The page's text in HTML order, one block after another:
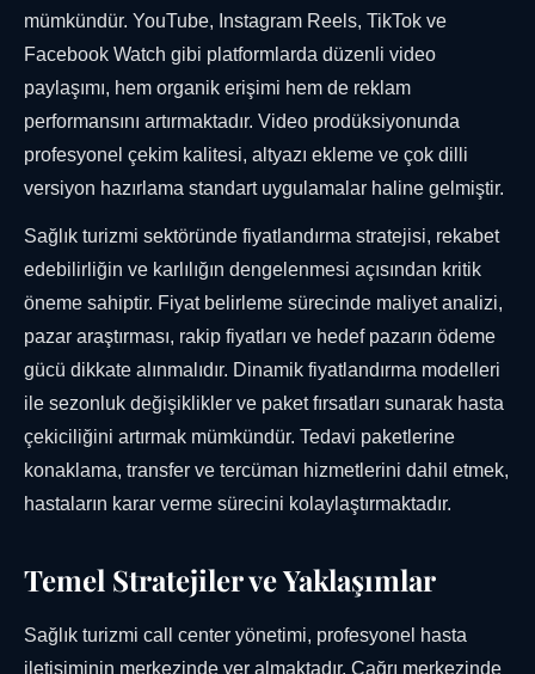
mümkündür. YouTube, Instagram Reels, TikTok ve
Facebook Watch gibi platformlarda düzenli video
paylaşımı, hem organik erişimi hem de reklam
performansını artırmaktadır. Video prodüksiyonunda
profesyonel çekim kalitesi, altyazı ekleme ve çok dilli
versiyon hazırlama standart uygulamalar haline gelmiştir.
Sağlık turizmi sektöründe fiyatlandırma stratejisi, rekabet
edebilirliğin ve karlılığın dengelenmesi açısından kritik
öneme sahiptir. Fiyat belirleme sürecinde maliyet analizi,
pazar araştırması, rakip fiyatları ve hedef pazarın ödeme
gücü dikkate alınmalıdır. Dinamik fiyatlandırma modelleri
ile sezonluk değişiklikler ve paket fırsatları sunarak hasta
çekiciliğini artırmak mümkündür. Tedavi paketlerine
konaklama, transfer ve tercüman hizmetlerini dahil etmek,
hastaların karar verme sürecini kolaylaştırmaktadır.
Temel Stratejiler ve Yaklaşımlar
Sağlık turizmi call center yönetimi, profesyonel hasta
iletişiminin merkezinde yer almaktadır. Çağrı merkezinde